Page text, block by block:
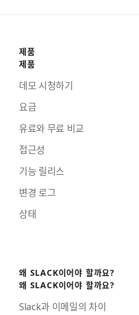
제품
제품
데모 시청하기
요금
유료와 무료 비교
접근성
기능 릴리스
변경 로그
상태
왜 SLACK이어야 할까요?
왜 SLACK이어야 할까요?
Slack과 이메일의 차이